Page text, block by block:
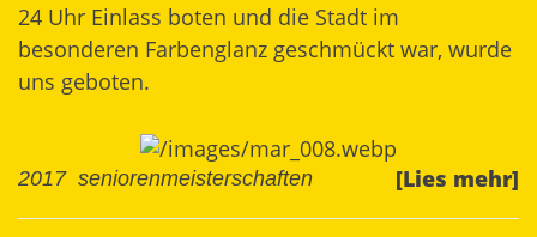
24 Uhr Einlass boten und die Stadt im
besonderen Farbenglanz geschmückt war, wurde
uns geboten.
[Lies mehr]
2017 seniorenmeisterschaften